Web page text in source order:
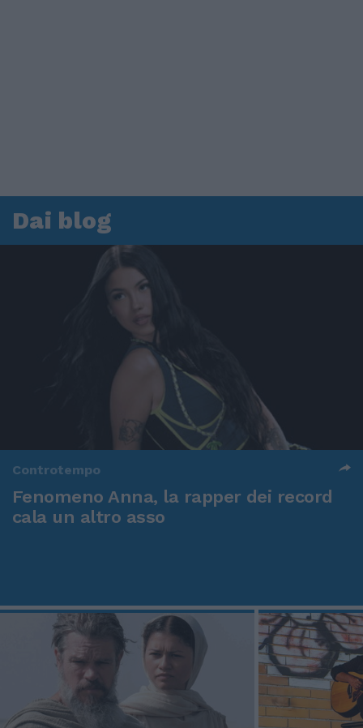
Dai blog
Controtempo
Fenomeno Anna, la rapper dei record
cala un altro asso